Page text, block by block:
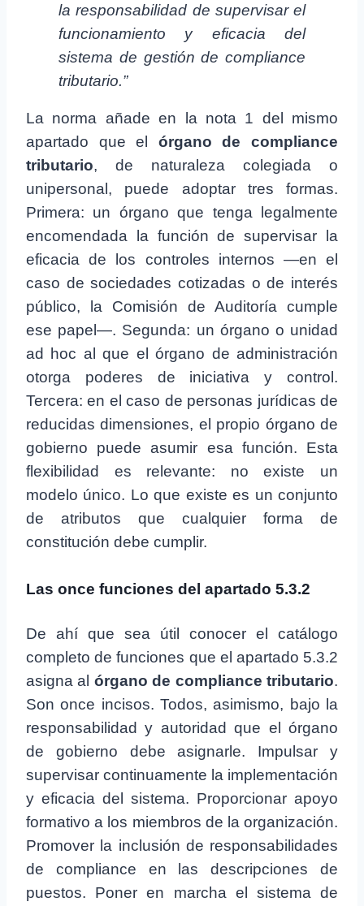
la responsabilidad de supervisar el
funcionamiento y eficacia del
sistema de gestión de compliance
tributario.”
La norma añade en la nota 1 del mismo
apartado que el órgano de compliance
tributario, de naturaleza colegiada o
unipersonal, puede adoptar tres formas.
Primera: un órgano que tenga legalmente
encomendada la función de supervisar la
eficacia de los controles internos —en el
caso de sociedades cotizadas o de interés
público, la Comisión de Auditoría cumple
ese papel—. Segunda: un órgano o unidad
ad hoc al que el órgano de administración
otorga poderes de iniciativa y control.
Tercera: en el caso de personas jurídicas de
reducidas dimensiones, el propio órgano de
gobierno puede asumir esa función. Esta
flexibilidad es relevante: no existe un
modelo único. Lo que existe es un conjunto
de atributos que cualquier forma de
constitución debe cumplir.
Las once funciones del apartado 5.3.2
De ahí que sea útil conocer el catálogo
completo de funciones que el apartado 5.3.2
asigna al órgano de compliance tributario.
Son once incisos. Todos, asimismo, bajo la
responsabilidad y autoridad que el órgano
de gobierno debe asignarle. Impulsar y
supervisar continuamente la implementación
y eficacia del sistema. Proporcionar apoyo
formativo a los miembros de la organización.
Promover la inclusión de responsabilidades
de compliance en las descripciones de
puestos. Poner en marcha el sistema de